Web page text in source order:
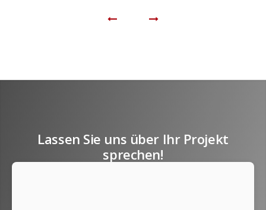
Lassen Sie uns über Ihr Projekt
sprechen!